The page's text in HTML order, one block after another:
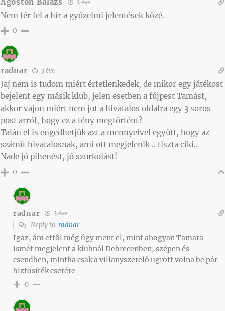
Agoston Balazs 3 éve
Nem fér fel a hír a győzelmi jelentések közé.
0
radnar 3 éve
Jaj nem is tudom miért értetlenkedek, de mikor egy játékost
bejelent egy másik klub, jelen esetben a fújpest Tamást,
akkor vajon miért nem jut a hivatalos oldalra egy 3 soros
post arról, hogy ez a tény megtörtént?
Talán el is engedhetjük azt a mennyeivel együtt, hogy az
számít hivatalosnak, ami ott megjelenik .. tiszta ciki..
Nade jó pihenést, jó szurkolást!
0
radnar 3 éve
Reply to radnar
Igaz, ám ettôl még úgy ment el, mint ahogyan Tamara
ismét megjelent a klubnál Debrecenben, szépen és
csendben, mintha csak a villanyszerelô ugrott volna be pár
biztosíték cserére
0